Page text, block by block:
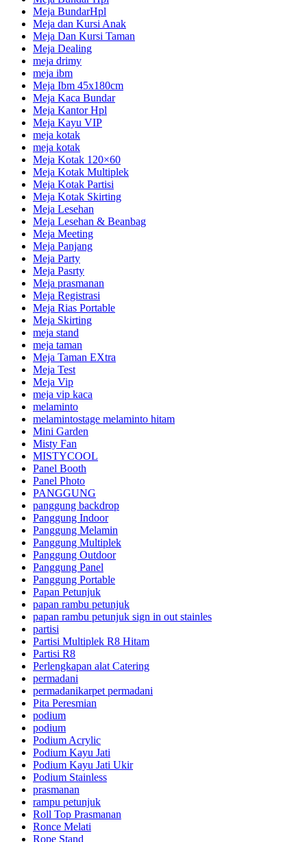
Meja BundarHpl
Meja dan Kursi Anak
Meja Dan Kursi Taman
Meja Dealing
meja drimy
meja ibm
Meja Ibm 45x180cm
Meja Kaca Bundar
Meja Kantor Hpl
Meja Kayu VIP
meja kotak
meja kotak
Meja Kotak 120×60
Meja Kotak Multiplek
Meja Kotak Partisi
Meja Kotak Skirting
Meja Lesehan
Meja Lesehan & Beanbag
Meja Meeting
Meja Panjang
Meja Party
Meja Pasrty
Meja prasmanan
Meja Registrasi
Meja Rias Portable
Meja Skirting
meja stand
meja taman
Meja Taman EXtra
Meja Test
Meja Vip
meja vip kaca
melaminto
melamintostage melaminto hitam
Mini Garden
Misty Fan
MISTYCOOL
Panel Booth
Panel Photo
PANGGUNG
panggung backdrop
Panggung Indoor
Panggung Melamin
Panggung Multiplek
Panggung Outdoor
Panggung Panel
Panggung Portable
Papan Petunjuk
papan rambu petunjuk
papan rambu petunjuk sign in out stainles
partisi
Partisi Multiplek R8 Hitam
Partisi R8
Perlengkapan alat Catering
permadani
permadanikarpet permadani
Pita Peresmian
podium
podium
Podium Acrylic
Podium Kayu Jati
Podium Kayu Jati Ukir
Podium Stainless
prasmanan
rampu petunjuk
Roll Top Prasmanan
Ronce Melati
Rope Stand